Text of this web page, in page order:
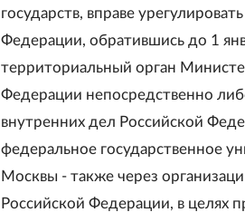
государств, вправе
Федерации, обратившись до 1
территориальный орган
Федерации непосредственно
внутренних дел Российской
федеральное государственное
Москвы - также через
Российской Федерации, в целях